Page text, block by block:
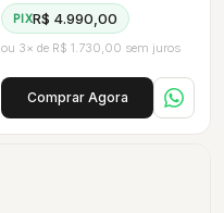
PIXR$ 4.990,00
ou 3× de R$ 1.730,00 sem juros
Comprar Agora